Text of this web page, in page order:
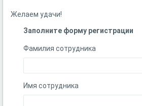
Желаем удачи!
Заполните форму регистрации
Фамилия сотрудника
Имя сотрудника